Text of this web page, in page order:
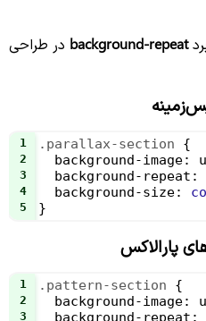
background-repeat در طراحی
1 .parallax-section {
2 background-image:
3 background-repeat :
4 background-size:
5 }
1 .pattern-section {
2 background-image:
3 background-repeat :